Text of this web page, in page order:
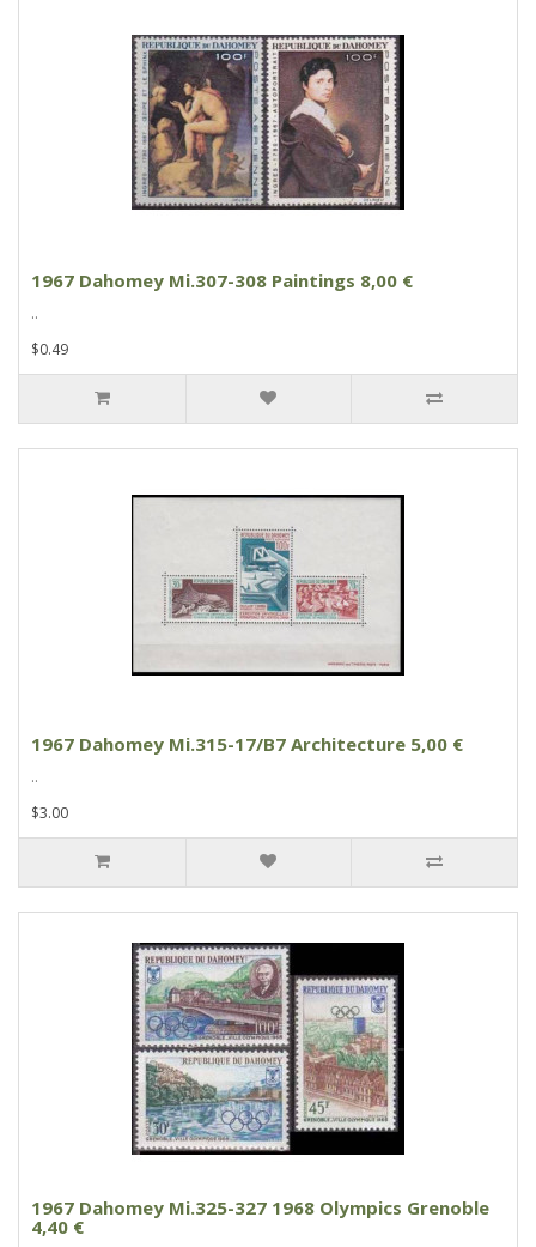
1967 Dahomey Mi.307-308 Paintings 8,00 €
..
$0.49
1967 Dahomey Mi.315-17/B7 Architecture 5,00 €
..
$3.00
1967 Dahomey Mi.325-327 1968 Olympics Grenoble
4,40 €